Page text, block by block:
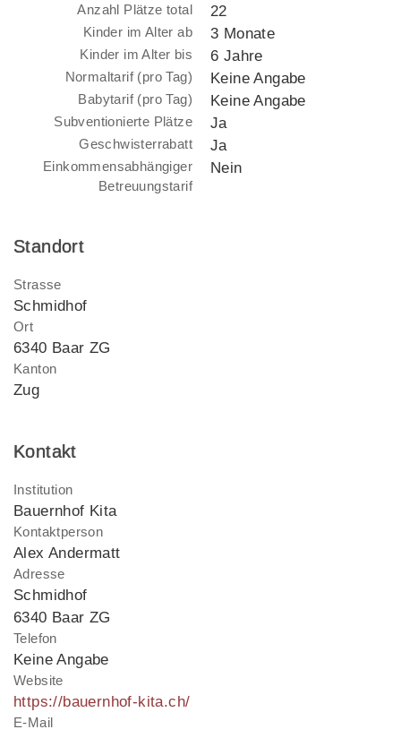
Anzahl Plätze total 22
Kinder im Alter ab 3 Monate
Kinder im Alter bis 6 Jahre
Normaltarif (pro Tag) Keine Angabe
Babytarif (pro Tag) Keine Angabe
Subventionierte Plätze Ja
Geschwisterrabatt Ja
Einkommensabhängiger
Betreuungstarif
Nein
Standort
Strasse
Schmidhof
Ort
6340 Baar ZG
Kanton
Zug
Kontakt
Institution
Bauernhof Kita
Kontaktperson
Alex Andermatt
Adresse
Schmidhof
6340 Baar ZG
Telefon
Keine Angabe
Website
https://bauernhof-kita.ch/
E-Mail